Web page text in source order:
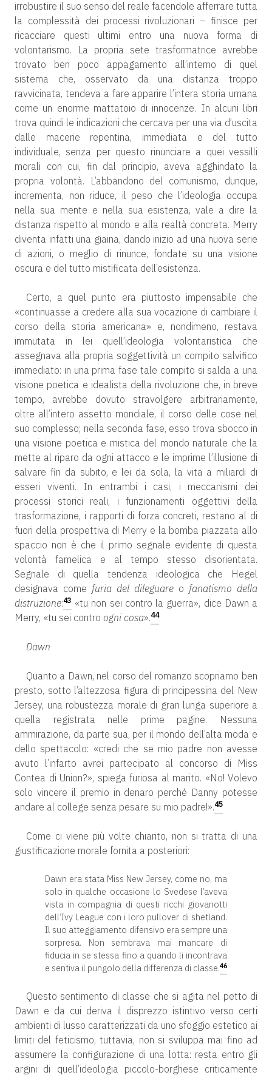
irrobustire il suo senso del reale facendole afferrare tutta
la complessità dei processi rivoluzionari – finisce per
ricacciare questi ultimi entro una nuova forma di
volontarismo. La propria sete trasformatrice avrebbe
trovato ben poco appagamento all’interno di quel
sistema che, osservato da una distanza troppo
ravvicinata, tendeva a fare apparire l’intera storia umana
come un enorme mattatoio di innocenze. In alcuni libri
trova quindi le indicazioni che cercava per una via d’uscita
dalle macerie repentina, immediata e del tutto
individuale, senza per questo rinunciare a quei vessilli
morali con cui, fin dal principio, aveva agghindato la
propria volontà. L’abbandono del comunismo, dunque,
incrementa, non riduce, il peso che l’ideologia occupa
nella sua mente e nella sua esistenza, vale a dire la
distanza rispetto al mondo e alla realtà concreta. Merry
diventa infatti una giaina, dando inizio ad una nuova serie
di azioni, o meglio di rinunce, fondate su una visione
oscura e del tutto mistificata dell’esistenza.
Certo, a quel punto era piuttosto impensabile che
«continuasse a credere alla sua vocazione di cambiare il
corso della storia americana» e, nondimeno, restava
immutata in lei quell’ideologia volontaristica che
assegnava alla propria soggettività un compito salvifico
immediato: in una prima fase tale compito si salda a una
visione poetica e idealista della rivoluzione che, in breve
tempo, avrebbe dovuto stravolgere arbitrariamente,
oltre all’intero assetto mondiale, il corso delle cose nel
suo complesso; nella seconda fase, esso trova sbocco in
una visione poetica e mistica del mondo naturale che la
mette al riparo da ogni attacco e le imprime l’illusione di
salvare fin da subito, e lei da sola, la vita a miliardi di
esseri viventi. In entrambi i casi, i meccanismi dei
processi storici reali, i funzionamenti oggettivi della
trasformazione, i rapporti di forza concreti, restano al di
fuori della prospettiva di Merry e la bomba piazzata allo
spaccio non è che il primo segnale evidente di questa
volontà famelica e al tempo stesso disorientata.
Segnale di quella tendenza ideologica che Hegel
designava come furia del dileguare o fanatismo della
distruzione:43 «tu non sei contro la guerra», dice Dawn a
Merry, «tu sei contro ogni cosa».44
Dawn
Quanto a Dawn, nel corso del romanzo scopriamo ben
presto, sotto l’altezzosa figura di principessina del New
Jersey, una robustezza morale di gran lunga superiore a
quella registrata nelle prime pagine. Nessuna
ammirazione, da parte sua, per il mondo dell’alta moda e
dello spettacolo: «credi che se mio padre non avesse
avuto l’infarto avrei partecipato al concorso di Miss
Contea di Union?», spiega furiosa al marito. «No! Volevo
solo vincere il premio in denaro perché Danny potesse
andare al college senza pesare su mio padre!».45
Come ci viene più volte chiarito, non si tratta di una
giustificazione morale fornita a posteriori:
Dawn era stata Miss New Jersey, come no, ma
solo in qualche occasione lo Svedese l’aveva
vista in compagnia di questi ricchi giovanotti
dell’Ivy League con i loro pullover di shetland.
Il suo atteggiamento difensivo era sempre una
sorpresa. Non sembrava mai mancare di
fiducia in se stessa fino a quando li incontrava
e sentiva il pungolo della differenza di classe.46
Questo sentimento di classe che si agita nel petto di
Dawn e da cui deriva il disprezzo istintivo verso certi
ambienti di lusso caratterizzati da uno sfoggio estetico ai
limiti del feticismo, tuttavia, non si sviluppa mai fino ad
assumere la configurazione di una lotta: resta entro gli
argini di quell’ideologia piccolo-borghese criticamente